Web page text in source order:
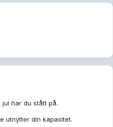
har du stått på.
utnytter din kapasitet.